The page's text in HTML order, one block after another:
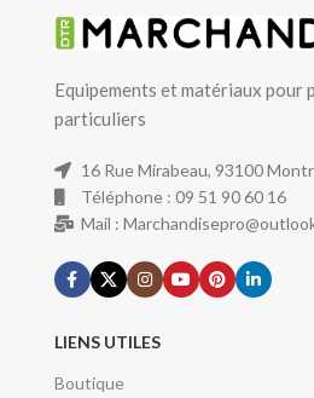
Equipements et matériaux pour
particuliers
16 Rue Mirabeau, 93100
Téléphone : 09 51 90 60 16
Mail :
LIENS UTILES
Boutique